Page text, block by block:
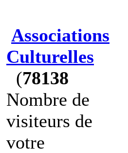
Associations
Culturelles
(78138
Nombre de
visiteurs de
votre